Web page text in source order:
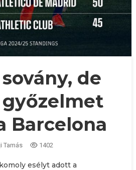
de
Barcelona
Tamás 1402
esélyt adott a